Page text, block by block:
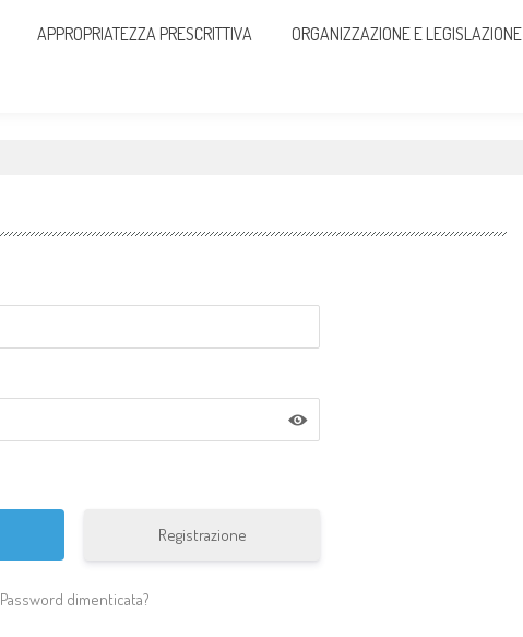
APPROPRIATEZZA PRESCRITTIVA ORGANIZZAZIONE E LEGISLAZIONE
Registrazione
Password dimenticata?